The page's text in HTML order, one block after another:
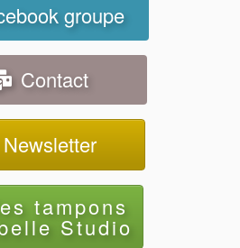
groupe
Contact
Newsletter
tampons
Studio